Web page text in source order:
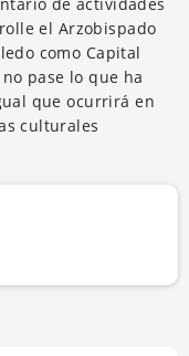
el Arzobispado
como Capital
pase lo que ha
que ocurrirá en
culturales